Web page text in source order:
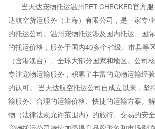
当天达宠物托运温州PET CHECKED官方
达航空货运服务（上海）有限公司，是一家专
的托运公司。温州宠物托运涉及国内托运、国
的托运价格，服务于国内40多个省级、市县等
（含港澳台）、全球大部分国家和地区。公司
专注宠物运输服务，积累了丰富的宠物运输经
的认可。 当天达航空托运公司自成立以来，坚
输服务、合理的运输价格、快捷的运输方案。
物（法律法规允许范围内）的旅行、交易的安